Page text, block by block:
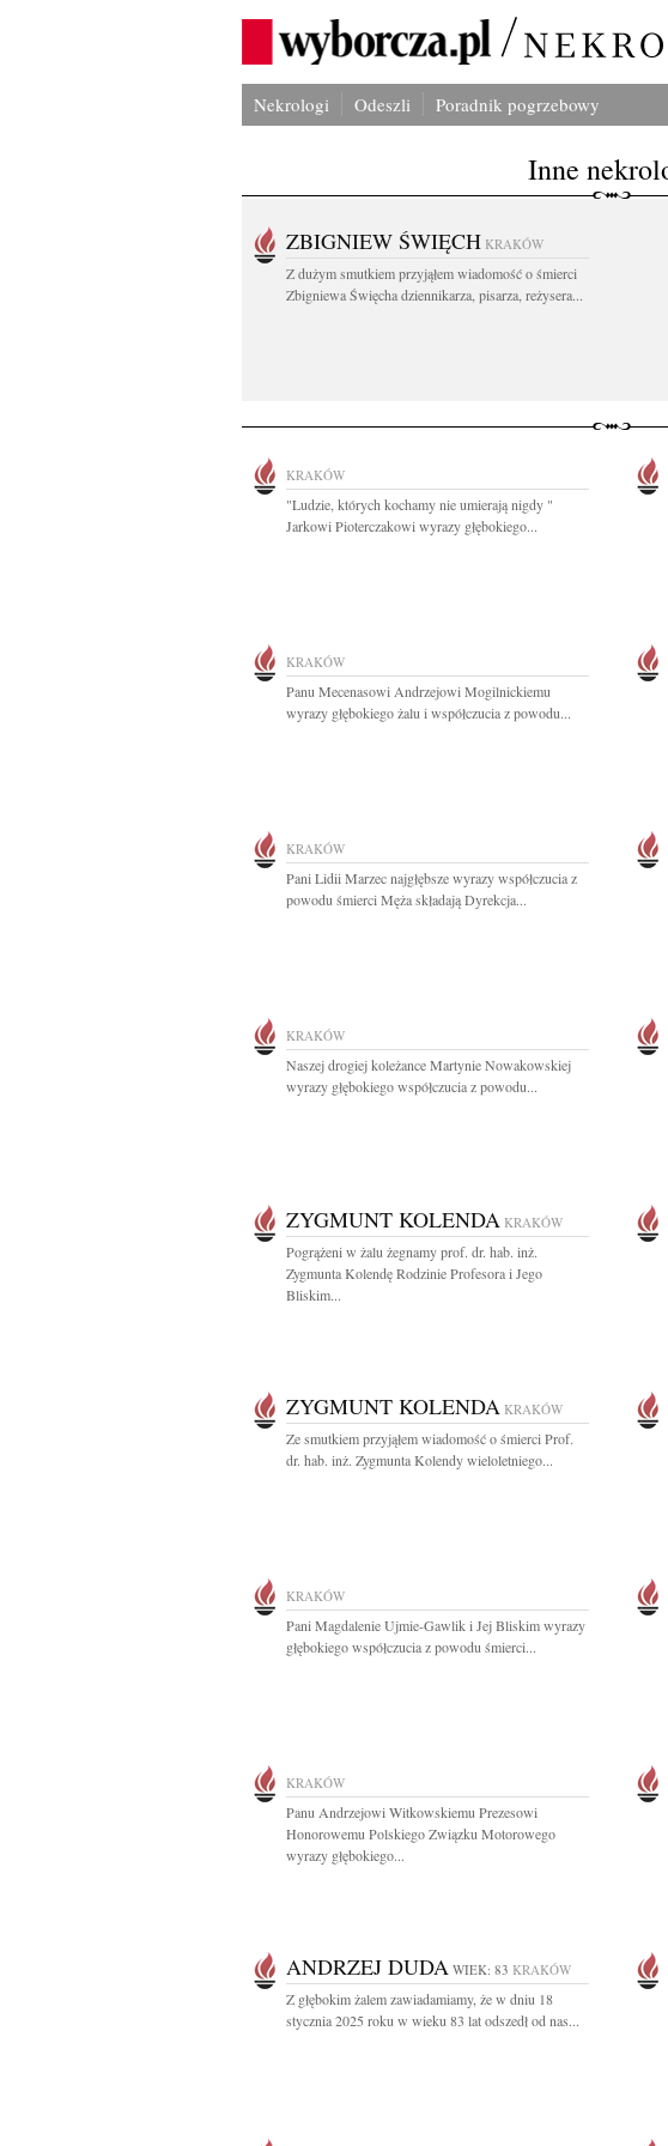
Nekrologi Odeszli Poradnik pogrzebowy
Inne
ZBIGNIEW ŚWIĘCH KRAKÓW
Z dużym smutkiem przyjąłem wiadomość o śmierci
Zbigniewa Święcha dziennikarza, pisarza, reżysera...
KRAKÓW
"Ludzie, których kochamy nie umierają nigdy "
Jarkowi Pioterczakowi wyrazy głębokiego...
KRAKÓW
Panu Mecenasowi Andrzejowi Mogilnickiemu
wyrazy głębokiego żalu i współczucia z powodu...
KRAKÓW
Pani Lidii Marzec najgłębsze wyrazy współczucia z
powodu śmierci Męża składają Dyrekcja...
KRAKÓW
Naszej drogiej koleżance Martynie Nowakowskiej
wyrazy głębokiego współczucia z powodu...
ZYGMUNT KOLENDA KRAKÓW
Pogrążeni w żalu żegnamy prof. dr. hab. inż.
Zygmunta Kolendę Rodzinie Profesora i Jego
Bliskim...
ZYGMUNT KOLENDA KRAKÓW
Ze smutkiem przyjąłem wiadomość o śmierci Prof.
dr. hab. inż. Zygmunta Kolendy wieloletniego...
KRAKÓW
Pani Magdalenie Ujmie-Gawlik i Jej Bliskim wyrazy
głębokiego współczucia z powodu śmierci...
KRAKÓW
Panu Andrzejowi Witkowskiemu Prezesowi
Honorowemu Polskiego Związku Motorowego
wyrazy głębokiego...
ANDRZEJ DUDA WIEK: 83 KRAKÓW
Z głębokim żalem zawiadamiamy, że w dniu 18
stycznia 2025 roku w wieku 83 lat odszedł od nas...